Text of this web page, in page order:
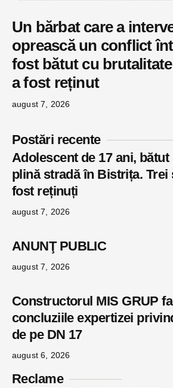
Un bărbat care a
oprească un conflict
fost bătut cu
a fost reținut
august 7, 2026
Postări recente
Adolescent de 17 ani,
plină stradă în Bistrița. Trei
fost reținuți
august 7, 2026
ANUNŢ PUBLIC
august 7, 2026
Constructorul MIS GRUP
concluziile expertizei
de pe DN 17
august 6, 2026
Reclame